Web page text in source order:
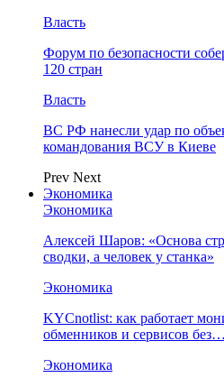
Власть
Форум по безопасности
120 стран
Власть
ВС РФ нанесли удар по
командования ВСУ в Киеве
Prev Next
Экономика
Экономика
Алексей Шаров: «Основа
сводки, а человек у станка»
Экономика
KYCnotlist: как работает
обменников и сервисов без…
Экономика